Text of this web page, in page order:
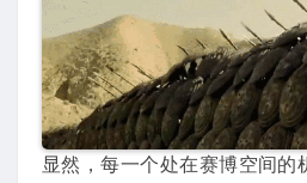
显然，每一个处在赛博空间的